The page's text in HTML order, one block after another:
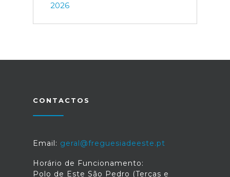
2026
CONTACTOS
Email: geral@freguesiadeeste.pt
Horário de Funcionamento:
Polo de Este São Pedro (Terças e